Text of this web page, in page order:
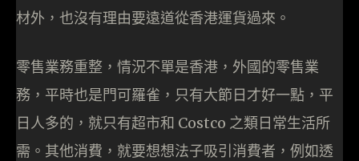
材外，也沒有理由要遠道從香港運貨過來。
零售業務重整，情況不單是香港，外國的零售業
務，平時也是門可羅雀，只有大節日才好一點，平
日人多的，就只有超市和 Costco 之類日常生活所
需。其他消費，就要想想法子吸引消費者，例如透